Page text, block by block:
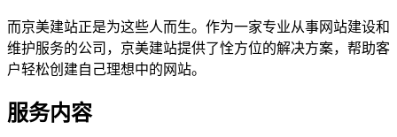
而京美建站正是为这些人而生。作为一家专业从事网站建设和
维护服务的公司，京美建站提供了恮方位的解决方案，帮助客
户轻松创建自己理想中的网站。
服务内容